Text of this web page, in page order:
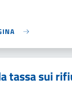
tassa sui